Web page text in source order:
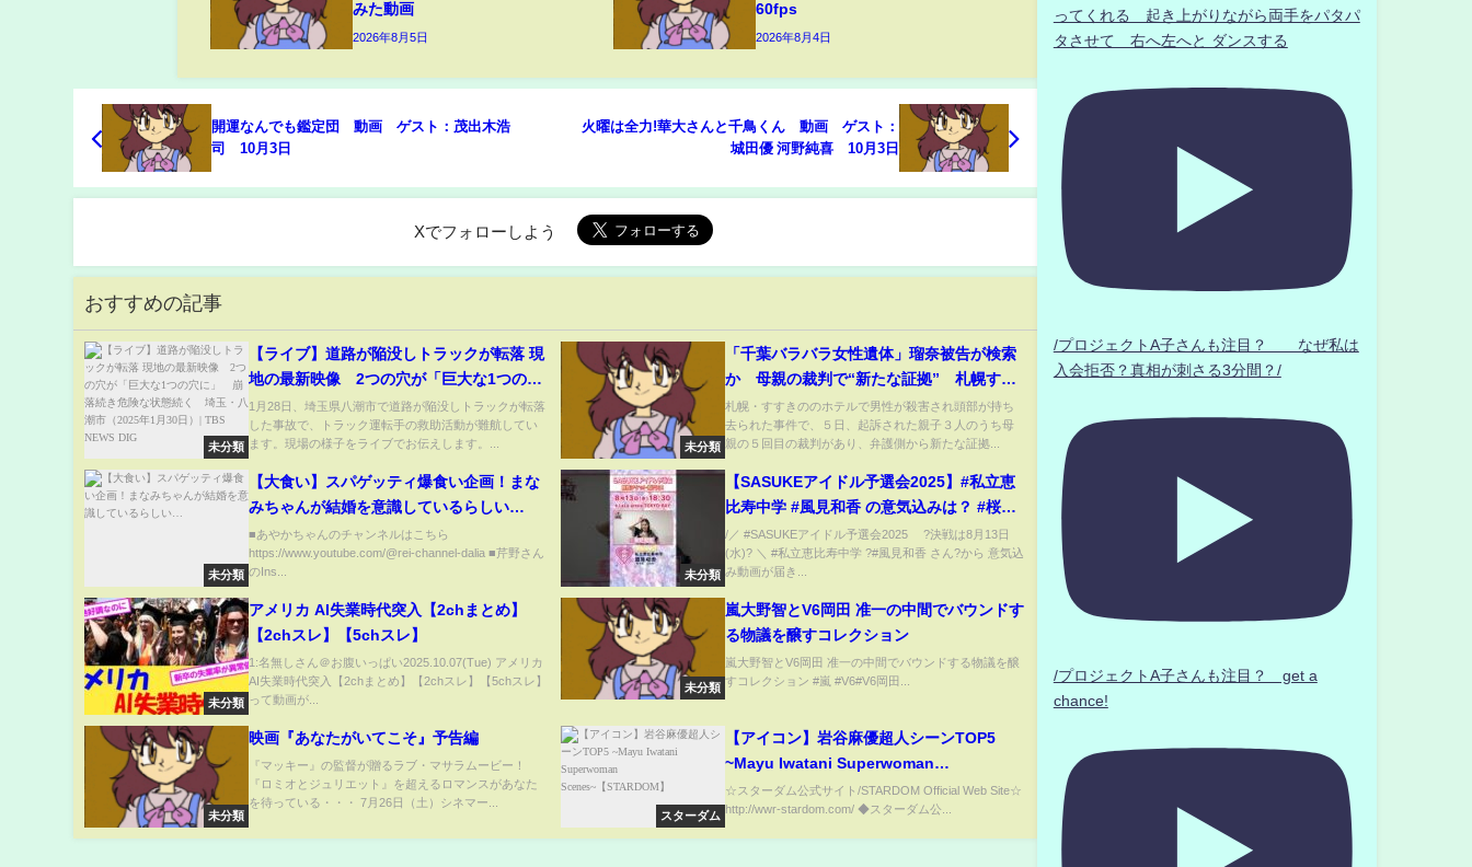
みた動画
2026年8月5日
60fps
2026年8月4日
開運なんでも鑑定団 動画 ゲスト：茂出木浩
司 10月3日
火曜は全力!華大さんと千鳥くん 動画 ゲスト：
城田優 河野純喜 10月3日
Xでフォローしよう
おすすめの記事
未分類
【ライブ】道路が陥没しトラックが転落 現
地の最新映像 2つの穴が「巨大な1つの穴
に」 崩落続き危険な状態続く 埼玉・八
潮市（2025年1月30日）| TBS NEWS DIG
1月28日、埼玉県八潮市で道路が陥没しトラックが転落
した事故で、トラック運転手の救助活動が難航してい
ます。現場の様子をライブでお伝えします。...
未分類
「千葉バラバラ女性遺体」瑠奈被告が検索
か 母親の裁判で“新たな証拠” 札幌すす
きのホテル殺人事件
札幌・すすきののホテルで男性が殺害され頭部が持ち
去られた事件で、５日、起訴された親子３人のうち母
親の５回目の裁判があり、弁護側から新たな証拠...
未分類
【大食い】スパゲッティ爆食い企画！まな
みちゃんが結婚を意識しているらしい…
■あやかちゃんのチャンネルはこちら
https://www.youtube.com/@rei-channel-dalia ■芹野さん
のIns...
未分類
【SASUKEアイドル予選会2025】#私立恵
比寿中学 #風見和香 の意気込みは？ #桜木
心菜 も応援に駆けつけます！【決戦は8月
13日(水)】
/／ #SASUKEアイドル予選会2025 ?決戦は8月13日
(水)? ＼ #私立恵比寿中学 ?#風見和香 さん?から 意気込
み動画が届き...
未分類
アメリカ AI失業時代突入【2chまとめ】
【2chスレ】【5chスレ】
1:名無しさん＠お腹いっぱい2025.10.07(Tue) アメリカ
AI失業時代突入【2chまとめ】【2chスレ】【5chスレ】
って動画が...
未分類
嵐大野智とV6岡田 准一の中間でバウンドす
る物議を醸すコレクション
嵐大野智とV6岡田 准一の中間でバウンドする物議を醸
すコレクション #嵐 #V6#V6岡田...
未分類
映画『あなたがいてこそ』予告編
『マッキー』の監督が贈るラブ・マサラムービー！
『ロミオとジュリエット』を超えるロマンスがあなた
を待っている・・・ 7月26日（土）シネマー...
スターダム
【アイコン】岩谷麻優超人シーンTOP5
~Mayu Iwatani Superwoman
Scenes~【STARDOM】
☆スターダム公式サイト/STARDOM Official Web Site☆
http://wwr-stardom.com/ ◆スターダム公...
ってくれる 起き上がりながら両手をパタパ
タさせて 右へ左へと ダンスする
/プロジェクトA子さんも注目？ なぜ私は
入会拒否？真相が刺さる3分間？/
/プロジェクトA子さんも注目？ get a
chance!